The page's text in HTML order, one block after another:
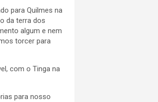
para Quilmes na
da terra dos
algum e nem
torcer para
com o Tinga na
para nosso